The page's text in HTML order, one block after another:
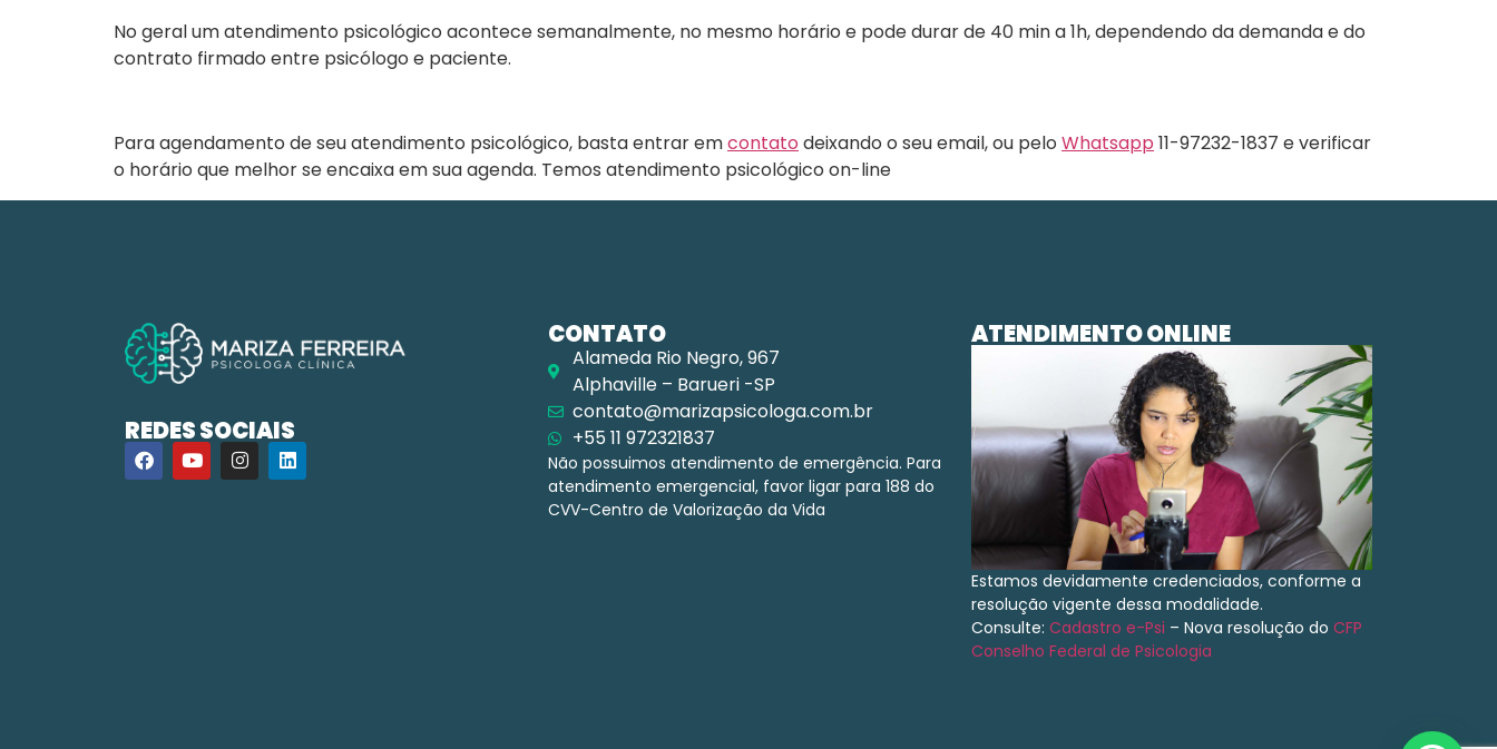
No geral um atendimento psicológico acontece semanalmente, no mesmo horário e pode durar de 40 min a 1h, dependendo da demanda e do
contrato firmado entre psicólogo e paciente.
Para agendamento de seu atendimento psicológico, basta entrar emcontato deixando o seu email, ou pelo Whatsapp 11-97232-1837 e verificar
o horário que melhor se encaixa em sua agenda. Temos atendimento psicológico on-line
REDES SOCIAIS
CONTATO
Alameda Rio Negro, 967
Alphaville – Barueri -SP
contato@marizapsicologa.com.br
+55 11 972321837
Não possuimos atendimento de emergência. Para
atendimento emergencial, favor ligar para 188 do
CVV-Centro de Valorização da Vida
ATENDIMENTO ONLINE
Estamos devidamente credenciados, conforme a
resolução vigente dessa modalidade.
Consulte: Cadastro e-Psi – Nova resolução do CFP
Conselho Federal de Psicologia